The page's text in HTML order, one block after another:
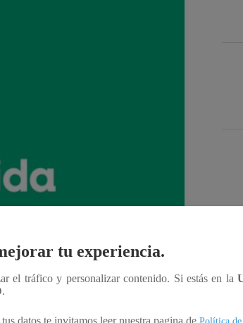
tu experiencia.
el tráfico y personalizar contenido. Si estás en la
.